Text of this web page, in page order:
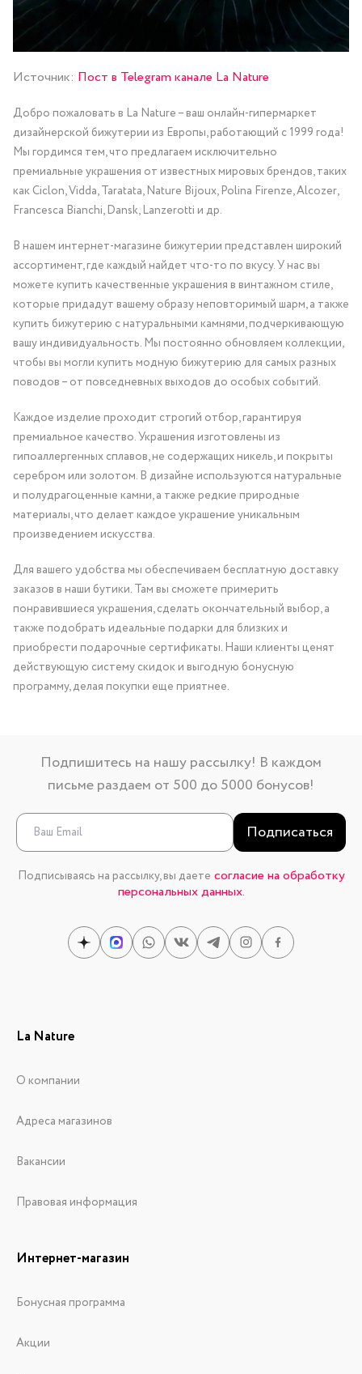
Источник: Пост в Telegram канале La Nature
Добро пожаловать в La Nature – ваш онлайн-гипермаркет
дизайнерской бижутерии из Европы, работающий с 1999 года!
Мы гордимся тем, что предлагаем исключительно
премиальные украшения от известных мировых брендов, таких
как Ciclon, Vidda, Taratata, Nature Bijoux, Polina Firenze, Alcozer,
Francesca Bianchi, Dansk, Lanzerotti и др.
В нашем интернет-магазине бижутерии представлен широкий
ассортимент, где каждый найдет что-то по вкусу. У нас вы
можете купить качественные украшения в винтажном стиле,
которые придадут вашему образу неповторимый шарм, а также
купить бижутерию с натуральными камнями, подчеркивающую
вашу индивидуальность. Мы постоянно обновляем коллекции,
чтобы вы могли купить модную бижутерию для самых разных
поводов – от повседневных выходов до особых событий.
Каждое изделие проходит строгий отбор, гарантируя
премиальное качество. Украшения изготовлены из
гипоаллергенных сплавов, не содержащих никель, и покрыты
серебром или золотом. В дизайне используются натуральные
и полудрагоценные камни, а также редкие природные
материалы, что делает каждое украшение уникальным
произведением искусства.
Для вашего удобства мы обеспечиваем бесплатную доставку
заказов в наши бутики. Там вы сможете примерить
понравившиеся украшения, сделать окончательный выбор, а
также подобрать идеальные подарки для близких и
приобрести подарочные сертификаты. Наши клиенты ценят
действующую систему скидок и выгодную бонусную
программу, делая покупки еще приятнее.
Подпишитесь на нашу рассылку! В каждом
письме раздаем от 500 до 5000 бонусов!
Подписаться
Подписываясь на рассылку, вы даете согласие на обработку
персональных данных.
La Nature
О компании
Адреса магазинов
Вакансии
Правовая информация
Интернет-магазин
Бонусная программа
Акции